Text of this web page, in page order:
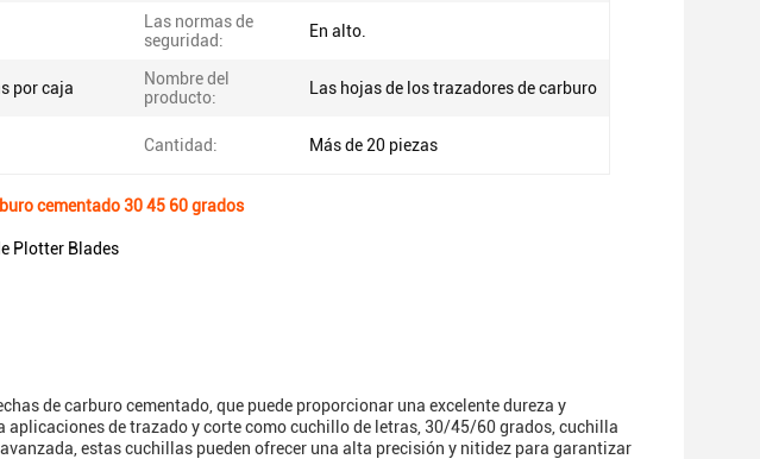
Las normas de
seguridad:
En alto.
por caja
Nombre del
producto:
Las hojas de los trazadores de carburo
Cantidad: Más de 20 piezas
cementado 30 45 60 grados
Plotter Blades
de carburo cementado, que puede proporcionar una excelente dureza y
aplicaciones de trazado y corte como cuchillo de letras, 30/45/60 grados, cuchilla
estas cuchillas pueden ofrecer una alta precisión y nitidez para garantizar